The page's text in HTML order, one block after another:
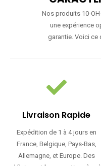
Nos produits 10-
une expérience
garantie. Voici ce
Livraison Rapide
Expédition de 1 à 4 jours en
France, Belgique, Pays-Bas,
Allemagne, et Europe. Des